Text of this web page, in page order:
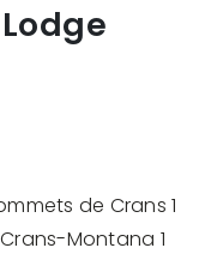
de Crans 1
Montana 1